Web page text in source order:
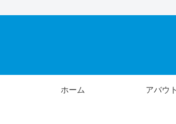
ホーム アバウト